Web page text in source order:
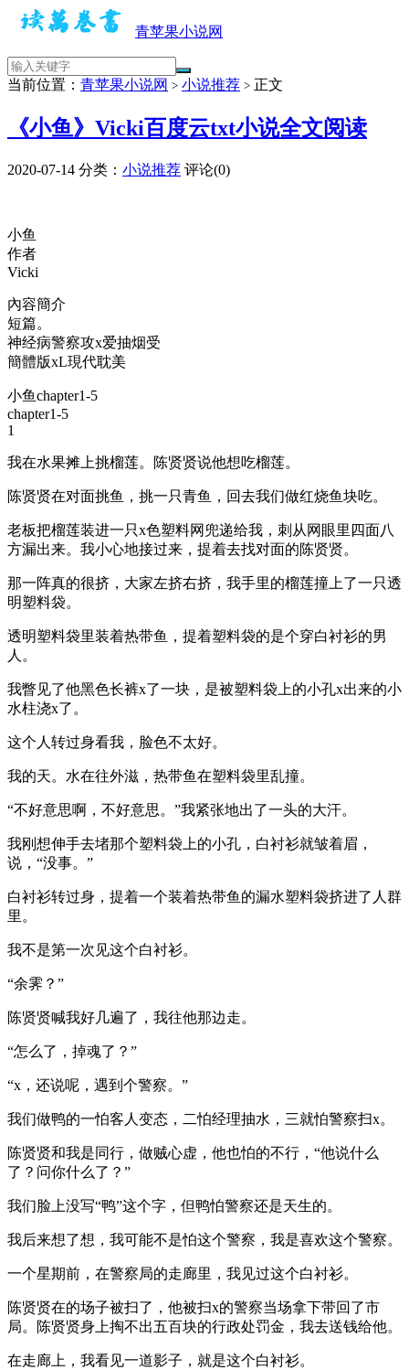
青苹果小说网
当前位置： 青苹果小说网 > 小说推荐 > 正文
《小鱼》Vicki百度云txt小说全文阅读
2020-07-14 分类： 小说推荐 评论(0)
小鱼
作者
Vicki
內容簡介
短篇。
神经病警察攻x爱抽烟受
簡體版xL現代耽美
小鱼chapter1-5
chapter1-5
1
我在水果摊上挑榴莲。陈贤贤说他想吃榴莲。
陈贤贤在对面挑鱼，挑一只青鱼，回去我们做红烧鱼块吃。
老板把榴莲装进一只x色塑料网兜递给我，刺从网眼里四面八
方漏出来。我小心地接过来，提着去找对面的陈贤贤。
那一阵真的很挤，大家左挤右挤，我手里的榴莲撞上了一只透
明塑料袋。
透明塑料袋里装着热带鱼，提着塑料袋的是个穿白衬衫的男
人。
我瞥见了他黑色长裤x了一块，是被塑料袋上的小孔x出来的小
水柱浇x了。
这个人转过身看我，脸色不太好。
我的天。水在往外滋，热带鱼在塑料袋里乱撞。
“不好意思啊，不好意思。”我紧张地出了一头的大汗。
我刚想伸手去堵那个塑料袋上的小孔，白衬衫就皱着眉，
说，“没事。”
白衬衫转过身，提着一个装着热带鱼的漏水塑料袋挤进了人群
里。
我不是第一次见这个白衬衫。
“余霁？”
陈贤贤喊我好几遍了，我往他那边走。
“怎么了，掉魂了？”
“x，还说呢，遇到个警察。”
我们做鸭的一怕客人变态，二怕经理抽水，三就怕警察扫x。
陈贤贤和我是同行，做贼心虚，他也怕的不行，“他说什么
了？问你什么了？”
我们脸上没写“鸭”这个字，但鸭怕警察还是天生的。
我后来想了想，我可能不是怕这个警察，我是喜欢这个警察。
一个星期前，在警察局的走廊里，我见过这个白衬衫。
陈贤贤在的场子被扫了，他被扫x的警察当场拿下带回了市
局。陈贤贤身上掏不出五百块的行政处罚金，我去送钱给他。
在走廊上，我看见一道影子，就是这个白衬衫。